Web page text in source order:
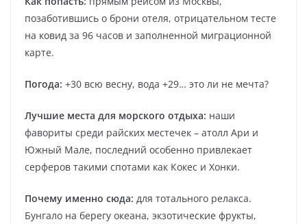
позаботившись о брони отеля, отрицательном тесте
на ковид за 96 часов и заполненной миграционной
карте.
Погода: +30 всю весну, вода +29… это ли не мечта?
Лучшие места для морского отдыха: наши
фавориты среди райских местечек – атолл Ари и
Южный Мале, последний особенно привлекает
серферов такими спотами как Кокес и Хонки.
Почему именно сюда: для тотального релакса.
Бунгало на берегу океана, экзотические фрукты,